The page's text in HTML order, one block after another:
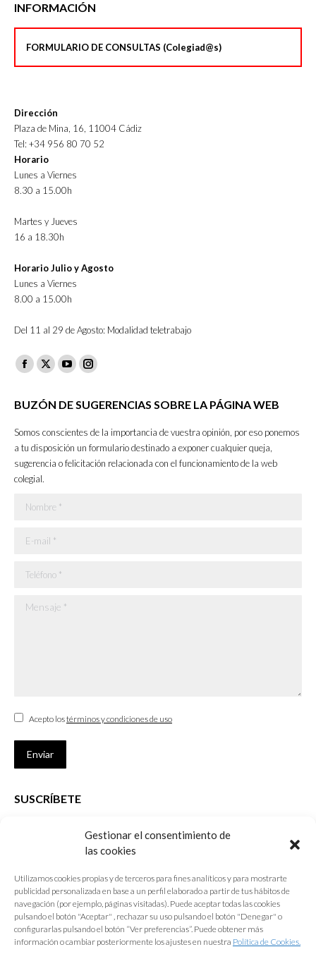
Gestionar el consentimiento de
las cookies
Utilizamos cookies propias y de terceros para fines analíticos y para mostrarte
publicidad personalizada en base a un perfil elaborado a partir de tus hábitos de
navegación (por ejemplo, páginas visitadas). Puede aceptar todas las cookies
pulsando el botón "Aceptar" , rechazar su uso pulsando el botón "Denegar" o
configurarlas pulsando el botón “Ver preferencias”. Puede obtener más
información o cambiar posteriormente los ajustes en nuestra Política de Cookies.
INFORMACIÓN
FORMULARIO DE CONSULTAS (Colegiad@s)
Dirección
Plaza de Mina, 16, 11004 Cádiz
Tel: +34 956 80 70 52
Horario
Lunes a Viernes
8.30 a 15.00h
Martes y Jueves
16 a 18.30h
Horario Julio y Agosto
Lunes a Viernes
8.00 a 15.00h
Del 11 al 29 de Agosto: Modalidad teletrabajo
Facebook
opens
new
window
X
opens
new
window
YouTube
opens
new
window
Instagram
opens
in
new
window
BUZÓN DE SUGERENCIAS SOBRE LA PÁGINA WEB
Somos conscientes de la importancia de vuestra opinión, por eso ponemos
a tu disposición un formulario destinado a exponer cualquier queja,
sugerencia o felicitación relacionada con el funcionamiento de la web
colegial.
Nombre *
E-mail *
Teléfono *
Mensaje *
Acepto lostérminos y condiciones de uso
Enviar
SUSCRÍBETE
que desarrolla el Colegio de Arquitectos de Cádiz
E-mail *
Acepto lostérminos y condiciones de uso